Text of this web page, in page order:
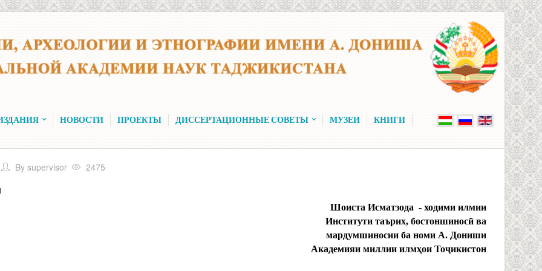
НОВОСТИ ПРОЕКТЫ ДИССЕРТАЦИОННЫЕ СОВЕТЫ МУЗЕИ КНИГИ
By supervisor
2475
Шоиста Исматзода - ходими илмии
Институти таърих, бостоншиносӣ ва
мардумшиносии ба номи А. Дониши
Академияи миллии илмҳои Тоҷикистон